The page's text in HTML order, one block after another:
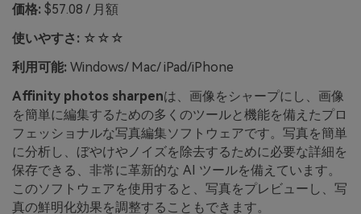
価格: $57.08 / 月額
使いやすさ: ☆☆☆
利用可能: Windows/ Mac/ iPad/iPhone
Affinity photos sharpenは、画像をシャープにし、画像
を簡単に編集するための多くのツールと機能を備えたプロ
フェッショナルな写真編集ソフトウェアです。写真を簡単
に分析し、ぼやけやノイズを除去するために必要な詳細を
保存できる、非常に革新的な AI ツールを備えています。
このソフトウェアを使用すると、写真をプレビューし、写
真の鮮明化効果を調整することもできます。